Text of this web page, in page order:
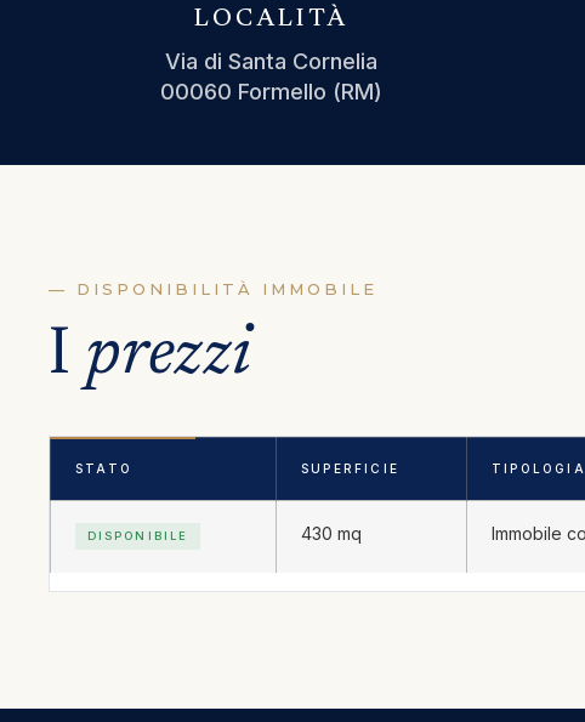
LOCALITÀ
Via di Santa Cornelia
00060 Formello (RM)
— DISPONIBILITÀ IMMOBILE
I prezzi
STATO SUPERFICIE TIPOLOGIA
DISPONIBILE 430 mq Immobile